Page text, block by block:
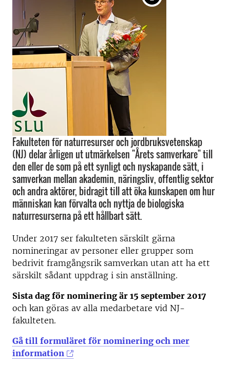
Fakulteten för naturresurser och jordbruksvetenskap
(NJ) delar årligen ut utmärkelsen "Årets samverkare" till
den eller de som på ett synligt och nyskapande sätt, i
samverkan mellan akademin, näringsliv, offentlig sektor
och andra aktörer, bidragit till att öka kunskapen om hur
människan kan förvalta och nyttja de biologiska
naturresurserna på ett hållbart sätt.
Under 2017 ser fakulteten särskilt gärna
nomineringar av personer eller grupper som
bedrivit framgångsrik samverkan utan att ha ett
särskilt sådant uppdrag i sin anställning.
Sista dag för nominering är 15 september 2017
och kan göras av alla medarbetare vid NJ-
fakulteten.
Gå till formuläret för nominering och mer
information